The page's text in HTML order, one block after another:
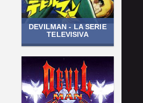
DEVILMAN - LA SERIE
TELEVISIVA